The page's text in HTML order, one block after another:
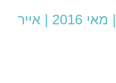
מסע לאוקראינה | מאי 2016 | אייר